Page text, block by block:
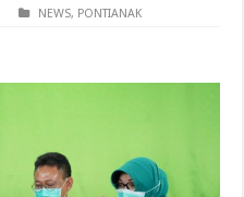
NEWS, PONTIANAK